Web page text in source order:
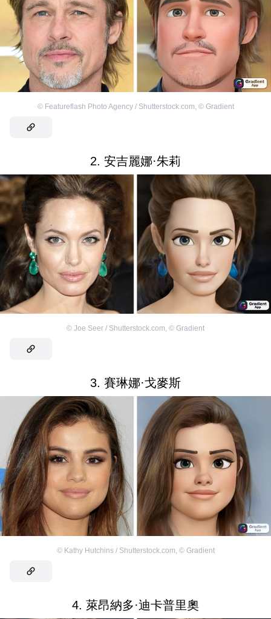
© Featureflash Photo Agency / Shutterstock.com © Gradient
2. 安吉麗娜·朱莉
© Joe Seer / Shutterstock.com, © Gradient
3. 賽琳娜·戈麥斯
© Kathy Hutchins / Shutterstock.com, © Gradient
4. 萊昂納多·迪卡普里奧